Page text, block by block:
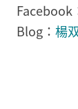
Facebook
Blog： 楊